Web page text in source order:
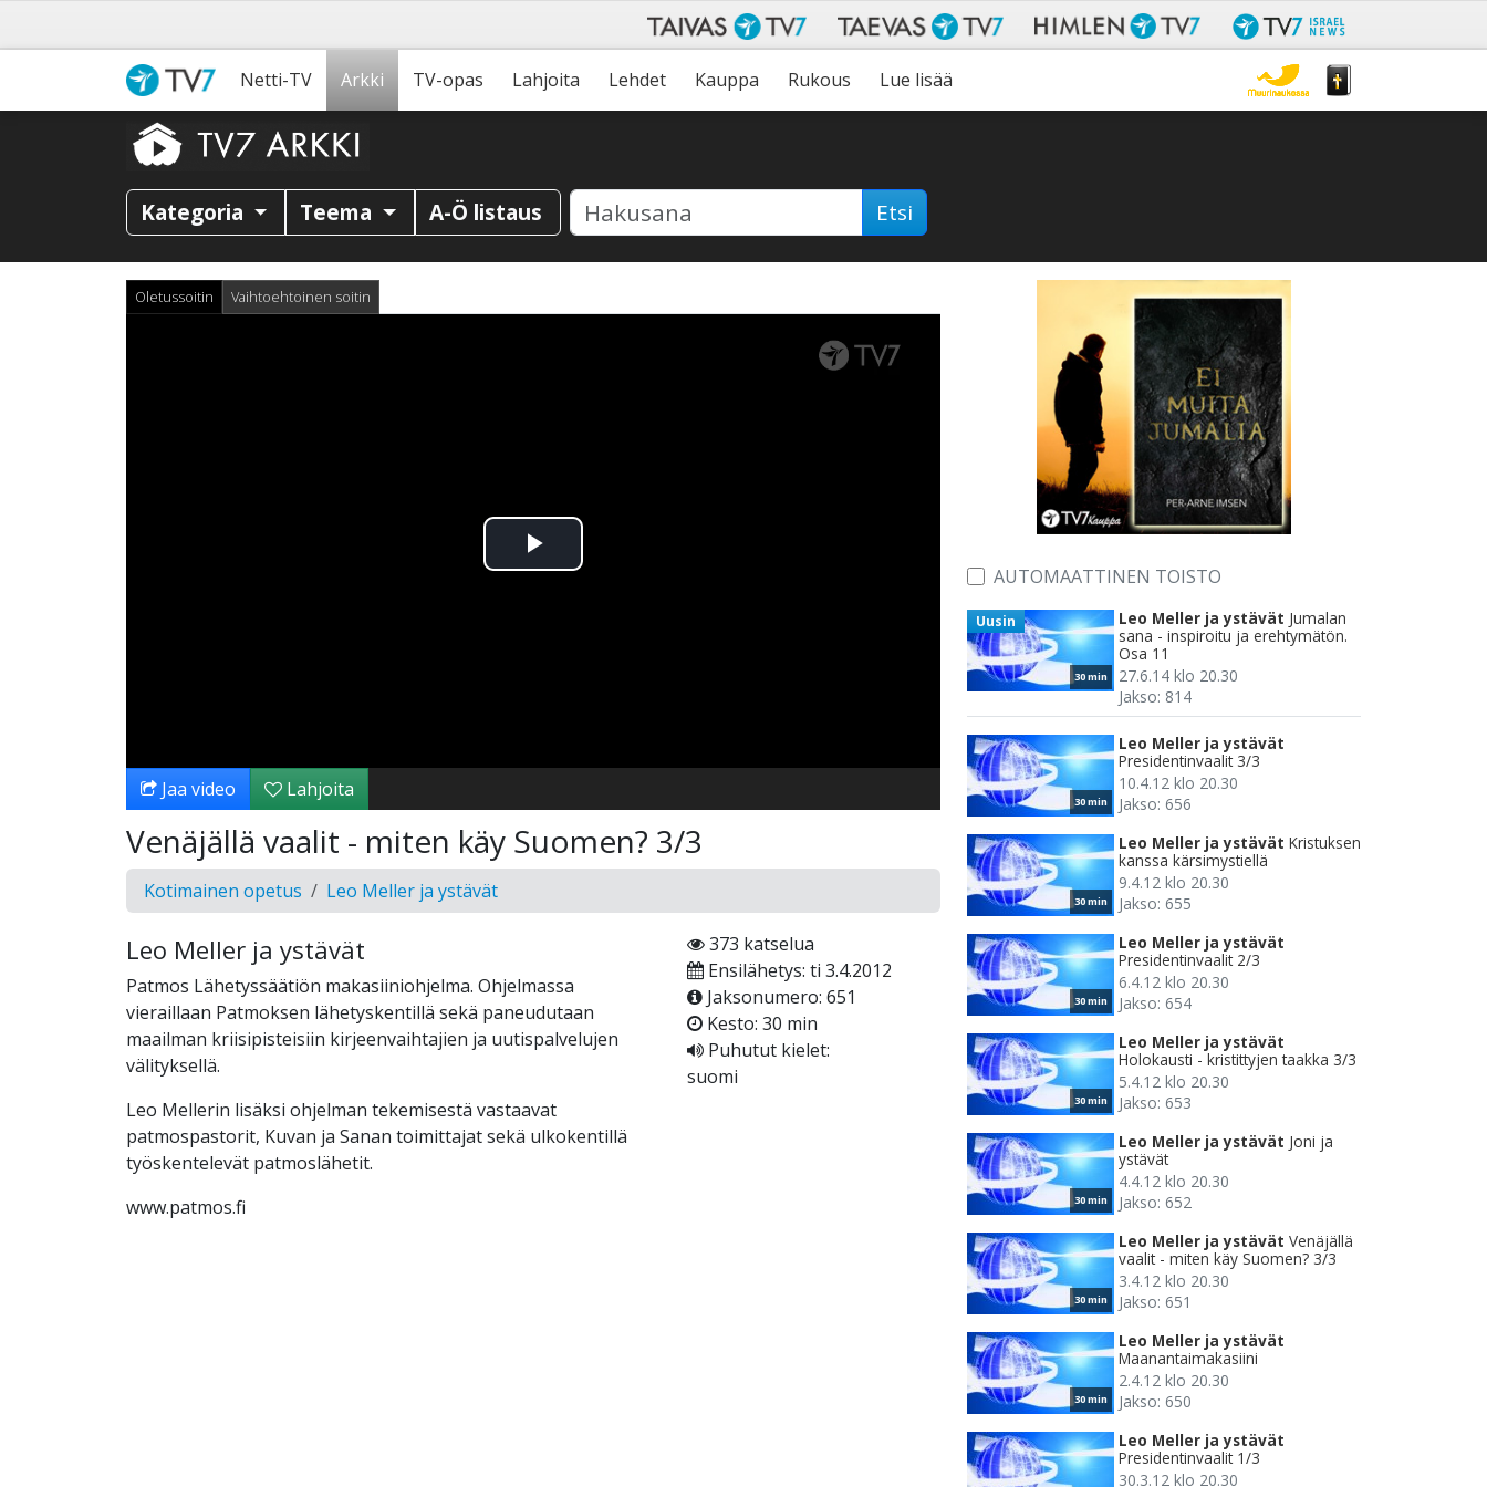
Netti-TV Arkki TV-opas Lahjoita Lehdet Kauppa Rukous Lue lisää
Kategoria Teema A-Ö listaus Etsi
Oletussoitin Vaihtoehtoinen soitin
Toista
Jaa video Lahjoita
Venäjällä vaalit - miten käy Suomen? 3/3
Kotimainen opetus Leo Meller ja ystävät
Leo Meller ja ystävät
Patmos Lähetyssäätiön makasiiniohjelma. Ohjelmassa
vieraillaan Patmoksen lähetyskentillä sekä paneudutaan
maailman kriisipisteisiin kirjeenvaihtajien ja uutispalvelujen
välityksellä.
Leo Mellerin lisäksi ohjelman tekemisestä vastaavat
patmospastorit, Kuvan ja Sanan toimittajat sekä ulkokentillä
työskentelevät patmoslähetit.
www.patmos.fi
373 katselua
Ensilähetys: ti 3.4.2012
Jaksonumero: 651
Kesto: 30 min
Puhutut kielet:
suomi
AUTOMAATTINEN TOISTO
30 min
Uusin Leo Meller ja ystävät Jumalan
sana - inspiroitu ja erehtymätön.
Osa 11
27.6.14 klo 20.30
Jakso: 814
30 min
Leo Meller ja ystävät
Presidentinvaalit 3/3
10.4.12 klo 20.30
Jakso: 656
30 min
Leo Meller ja ystävät Kristuksen
kanssa kärsimystiellä
9.4.12 klo 20.30
Jakso: 655
30 min
Leo Meller ja ystävät
Presidentinvaalit 2/3
6.4.12 klo 20.30
Jakso: 654
30 min
Leo Meller ja ystävät
Holokausti - kristittyjen taakka 3/3
5.4.12 klo 20.30
Jakso: 653
30 min
Leo Meller ja ystävät Joni ja
ystävät
4.4.12 klo 20.30
Jakso: 652
30 min
Leo Meller ja ystävät Venäjällä
vaalit - miten käy Suomen? 3/3
3.4.12 klo 20.30
Jakso: 651
30 min
Leo Meller ja ystävät
Maanantaimakasiini
2.4.12 klo 20.30
Jakso: 650
Leo Meller ja ystävät
Presidentinvaalit 1/3
30.3.12 klo 20.30